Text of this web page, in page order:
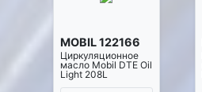
MOBIL 122166
Циркуляционное
масло Mobil DTE Oil
Light 208L